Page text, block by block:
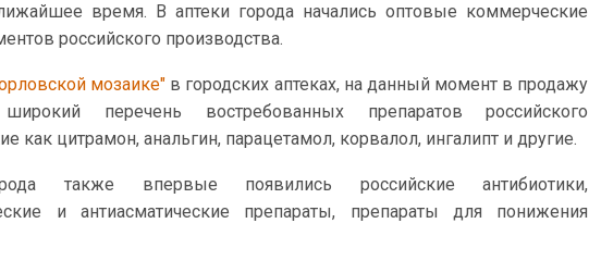
время. В аптеки города начались оптовые коммерческие
российского производства.
мозаике"в городских аптеках, на данный момент в продажу
перечень востребованных препаратов российского
как цитрамон, анальгин, парацетамол, корвалол, ингалипт и другие.
также впервые появились российские антибиотики,
и антиасматические препараты, препараты для понижения